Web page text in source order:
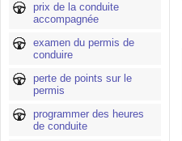
prix de la conduite
accompagnée
examen du permis de
conduire
perte de points sur le
permis
programmer des heures
de conduite